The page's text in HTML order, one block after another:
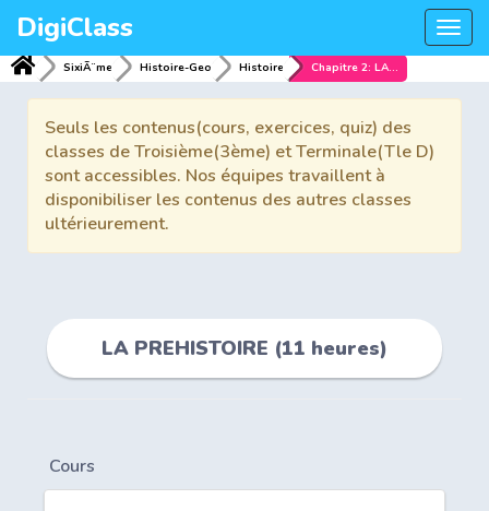
DigiClass
SixiÃ¨me Histoire-Geo Histoire Chapitre 2: LA PREHISTOIRE (11 heures)
Seuls les contenus(cours, exercices, quiz) des
classes de Troisième(3ème) et Terminale(Tle D)
sont accessibles. Nos équipes travaillent à
disponibiliser les contenus des autres classes
ultérieurement.
LA PREHISTOIRE (11 heures)
Cours